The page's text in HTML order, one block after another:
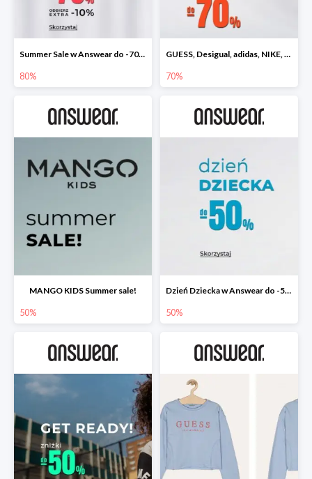
Summer Sale w Answear do -70% + dodatkowe 10% rabatu
80%
GUESS, Desigual, adidas, NIKE, LEVI'S wyprzedaż do -70%
70%
MANGO KIDS Summer sale!
50%
Dzień Dziecka w Answear do -50%
50%